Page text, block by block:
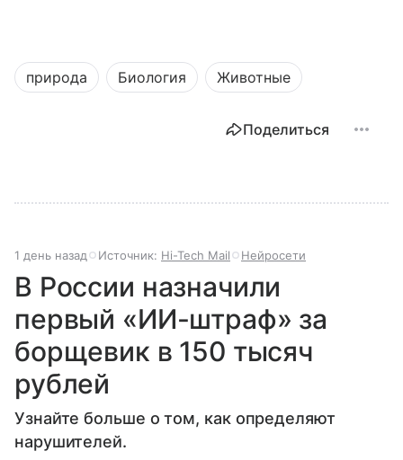
природа Биология Животные
Поделиться
1 день назад Источник: Hi-Tech Mail Нейросети
В России назначили
первый «ИИ-штраф» за
борщевик в 150 тысяч
рублей
Узнайте больше о том, как определяют
нарушителей.